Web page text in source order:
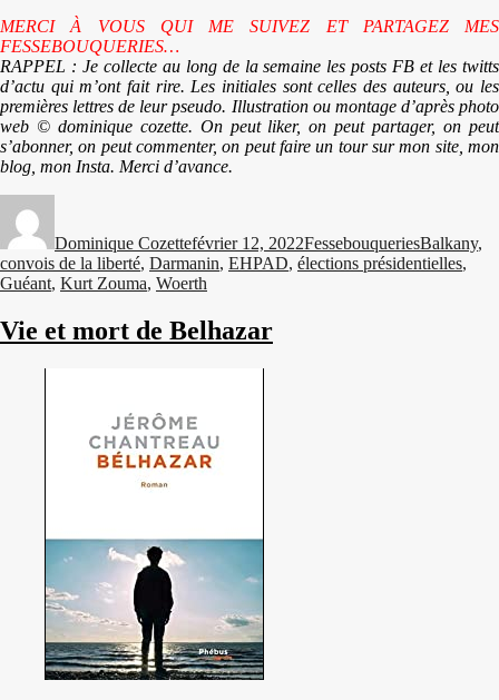
MERCI À VOUS QUI ME SUIVEZ ET PARTAGEZ MES
FESSEBOUQUERIES…
RAPPEL : Je collecte au long de la semaine les posts FB et les twitts
d’actu qui m’ont fait rire. Les initiales sont celles des auteurs, ou les
premières lettres de leur pseudo. Illustration ou montage d’après photo
web © dominique cozette. On peut liker, on peut partager, on peut
s’abonner, on peut commenter, on peut faire un tour sur mon site, mon
blog, mon Insta. Merci d’avance.
Dominique Cozettefévrier 12, 2022FessebouqueriesBalkany,
convois de la liberté, Darmanin, EHPAD, élections présidentielles,
Guéant, Kurt Zouma, Woerth
Vie et mort de Belhazar